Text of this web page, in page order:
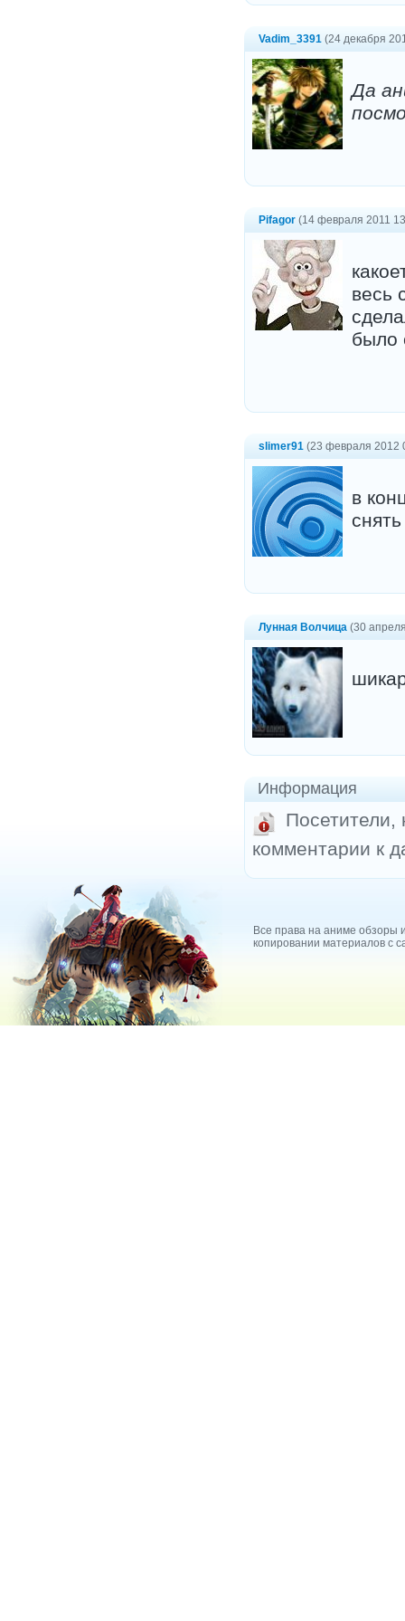
Vadim_3391 (24 декабря
Да
Pifagor (14 февраля 2011
весь
было
slimer91 (23 февраля 2012
в
Лунная Волчица (30
Информация
Посетители,
комментарии к
Все права на аниме обзоры
копировании материалов с